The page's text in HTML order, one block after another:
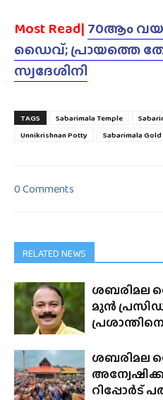
Most Read| 70ആം
ഡൈവ്; പ്രായത്തെ
സ്വദേശിനി
TAGS Sabarimala Temple
Unnikrishnan Potty
Sabarimala
0 Comments
RELATED NEWS
ശബരിമല
മുൻ
ശബരിമല
റിപ്പോർട്